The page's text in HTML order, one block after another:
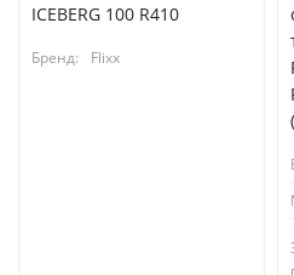
ICEBERG 100 R410
Бренд: Flixx